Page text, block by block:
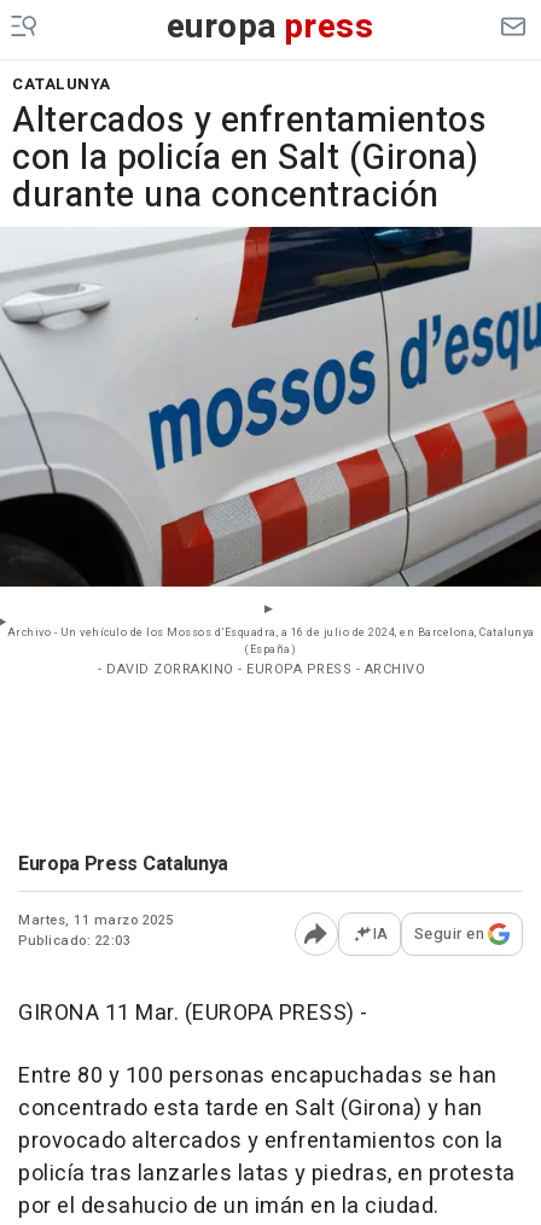
europa press
CATALUNYA
Altercados y enfrentamientos
con la policía en Salt (Girona)
durante una concentración
Archivo - Un vehículo de los Mossos d’Esquadra, a 16 de julio de 2024, en Barcelona, Catalunya
(España)
- DAVID ZORRAKINO - EUROPA PRESS - ARCHIVO
Europa Press Catalunya
Martes, 11 marzo 2025
Publicado: 22:03
Abrir opciones para
IA Seguir en
GIRONA 11 Mar. (EUROPA PRESS) -
Entre 80 y 100 personas encapuchadas se han
concentrado esta tarde en Salt (Girona) y han
provocado altercados y enfrentamientos con la
policía tras lanzarles latas y piedras, en protesta
por el desahucio de un imán en la ciudad.